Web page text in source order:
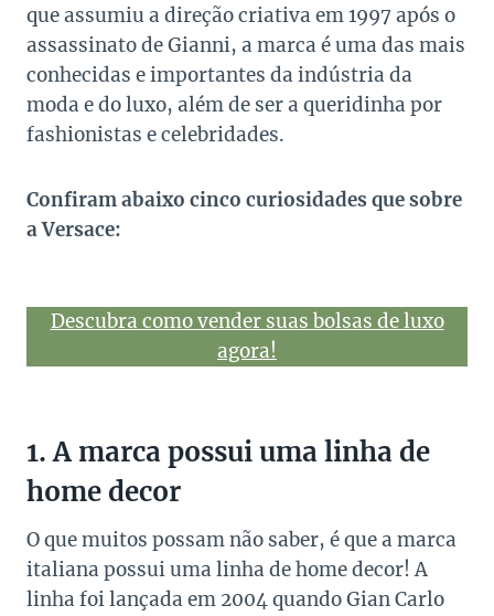
que assumiu a direção criativa em 1997 após o
assassinato de Gianni, a marca é uma das mais
conhecidas e importantes da indústria da
moda e do luxo, além de ser a queridinha por
fashionistas e celebridades.
Confiram abaixo cinco curiosidades que sobre
a Versace:
Descubra como vender suas bolsas de luxo
agora!
1. A marca possui uma linha de
home decor
O que muitos possam não saber, é que a marca
italiana possui uma linha de home decor! A
linha foi lançada em 2004 quando Gian Carlo